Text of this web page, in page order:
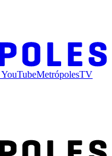
YouTubeMetrópolesTV